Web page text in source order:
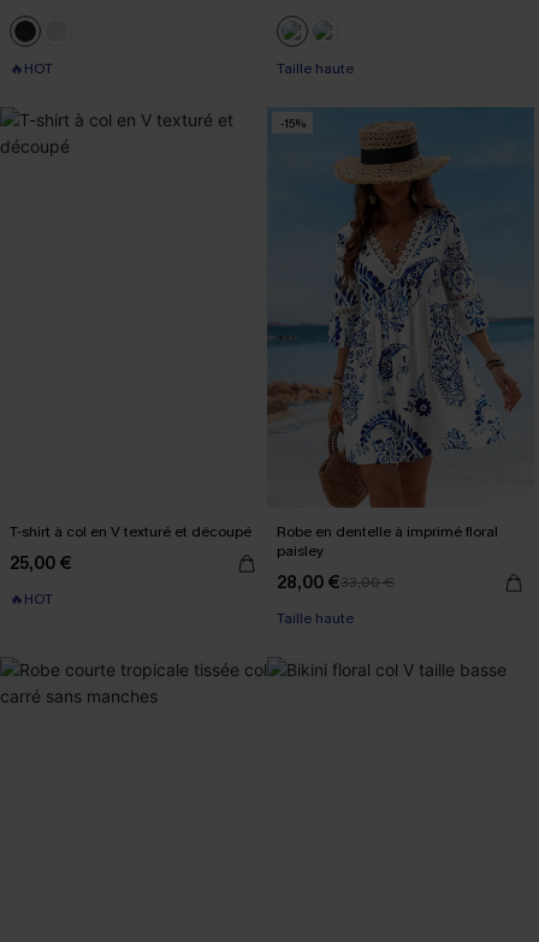
🔥HOT Taille haute
T-shirt à col en V texturé et découpé
25,00 €
🔥HOT
-15%
Robe en dentelle à imprimé floral
paisley
28,00 €33,00 €
Taille haute